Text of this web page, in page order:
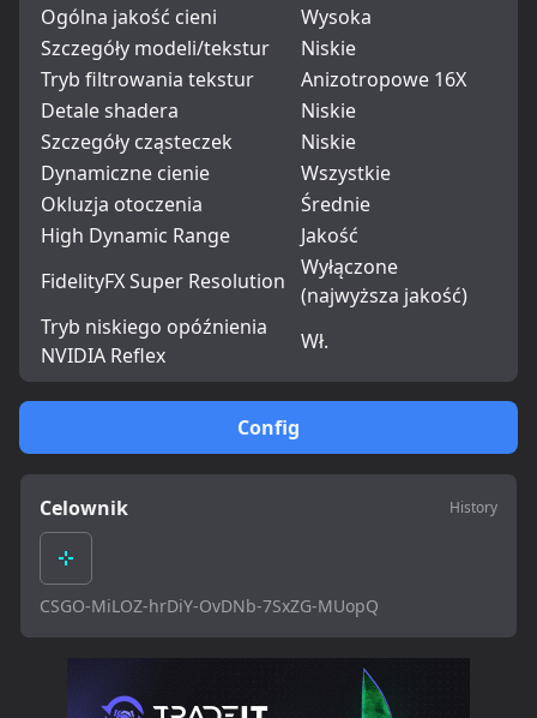
Config
Celownik History
CSGO-MiLOZ-hrDiY-OvDNb-7SxZG-MUopQ
Ogólna jakość cieni
Wysoka
Szczegóły modeli/tekstur
Niskie
Tryb filtrowania tekstur
Anizotropowe 16X
Detale shadera
Niskie
Szczegóły cząsteczek
Niskie
Dynamiczne cienie
Wszystkie
Okluzja otoczenia
Średnie
High Dynamic Range
Jakość
FidelityFX Super Resolution
Wyłączone
(najwyższa jakość)
Tryb niskiego opóźnienia
NVIDIA Reflex
Wł.